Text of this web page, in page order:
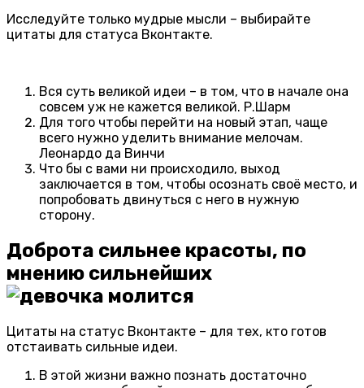
Исследуйте только мудрые мысли – выбирайте
цитаты для статуса Вконтакте.
Вся суть великой идеи – в том, что в начале она
совсем уж не кажется великой. Р.Шарм
Для того чтобы перейти на новый этап, чаще
всего нужно уделить внимание мелочам.
Леонардо да Винчи
Что бы с вами ни происходило, выход
заключается в том, чтобы осознать своё место, и
попробовать двинуться с него в нужную
сторону.
Доброта сильнее красоты, по
мнению сильнейших
Цитаты на статус Вконтакте – для тех, кто готов
отстаивать сильные идеи.
В этой жизни важно познать достаточно